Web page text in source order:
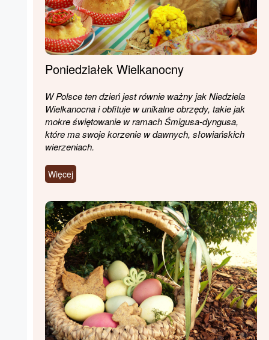
Poniedziałek Wielkanocny
W Polsce ten dzień jest równie ważny jak Niedziela
Wielkanocna i obfituje w unikalne obrzędy, takie jak
mokre świętowanie w ramach Śmigusa-dyngusa,
które ma swoje korzenie w dawnych, słowiańskich
wierzeniach.
Więcej